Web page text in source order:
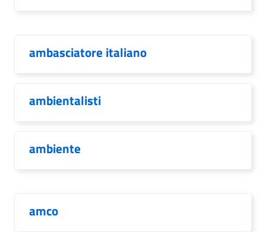
ambasciatore italiano
ambientalisti
ambiente
amco